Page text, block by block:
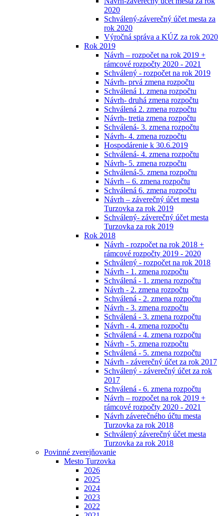
2020
Schválený-záverečný účet mesta za
rok 2020
Výročná správa a KÚZ za rok 2020
Rok 2019
Návrh – rozpočet na rok 2019 +
rámcové rozpočty 2020 - 2021
Schválený - rozpočet na rok 2019
Návrh- prvá zmena rozpočtu
Schválená 1. zmena rozpočtu
Návrh- druhá zmena rozpočtu
Schválená 2. zmena rozpočtu
Návrh- tretia zmena rozpočtu
Schválená- 3. zmena rozpočtu
Návrh- 4. zmena rozpočtu
Hospodárenie k 30.6.2019
Schválená- 4. zmena rozpočtu
Návrh- 5. zmena rozpočtu
Schválená-5. zmena rozpočtu
Návrh – 6. zmena rozpočtu
Schválená 6. zmena rozpočtu
Návrh – záverečný účet mesta
Turzovka za rok 2019
Schválený- záverečný účet mesta
Turzovka za rok 2019
Rok 2018
Návrh - rozpočet na rok 2018 +
rámcové rozpočty 2019 - 2020
Schválený - rozpočet na rok 2018
Návrh - 1. zmena rozpočtu
Schválená - 1. zmena rozpočtu
Návrh - 2. zmena rozpočtu
Schválená - 2. zmena rozpočtu
Návrh - 3. zmena rozpočtu
Schválená - 3. zmena rozpočtu
Návrh - 4. zmena rozpočtu
Schválená - 4. zmena rozpočtu
Návrh - 5. zmena rozpočtu
Schválená - 5. zmena rozpočtu
Návrh - záverečný účet za rok 2017
Schválený - záverečný účet za rok
2017
Schválená - 6. zmena rozpočtu
Návrh – rozpočet na rok 2019 +
rámcové rozpočty 2020 - 2021
Návrh záverečného účtu mesta
Turzovka za rok 2018
Schválený záverečný účet mesta
Turzovka za rok 2018
Povinné zverejňovanie
Mesto Turzovka
2026
2025
2024
2023
2022